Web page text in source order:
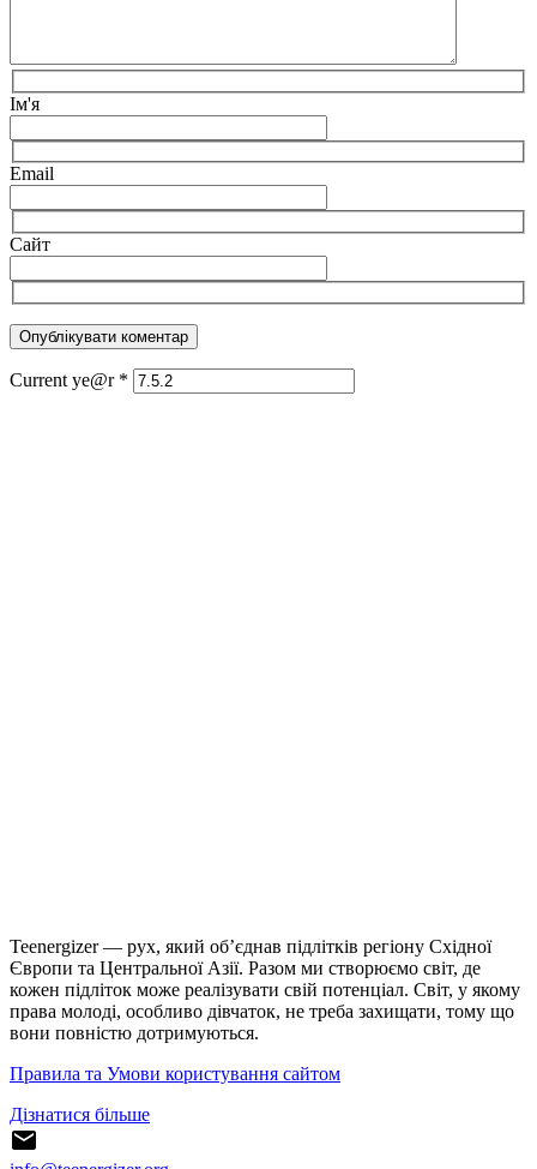
Ім'я
Email
Сайт
Current ye@r *
Teenergizer — рух, який об’єднав підлітків регіону Східної
Європи та Центральної Азії. Разом ми створюємо світ, де
кожен підліток може реалізувати свій потенціал. Світ, у якому
права молоді, особливо дівчаток, не треба захищати, тому що
вони повністю дотримуються.
Правила та Умови користування сайтом
Дізнатися більше